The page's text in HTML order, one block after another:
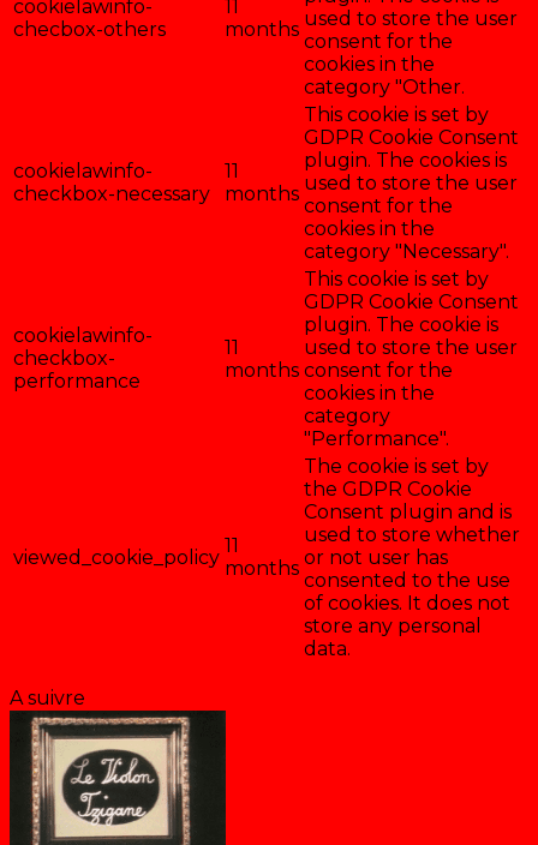
cookielawinfo-
checbox-others
11
months used to store the user
consent for the
cookies in the
category "Other.
cookielawinfo-
checkbox-necessary
11
months
This cookie is set by
GDPR Cookie Consent
plugin. The cookies is
used to store the user
consent for the
cookies in the
category "Necessary".
cookielawinfo-
checkbox-
performance
11
months
This cookie is set by
GDPR Cookie Consent
plugin. The cookie is
used to store the user
consent for the
cookies in the
category
"Performance".
viewed_cookie_policy
11
months
The cookie is set by
the GDPR Cookie
Consent plugin and is
used to store whether
or not user has
consented to the use
of cookies. It does not
store any personal
data.
A suivre